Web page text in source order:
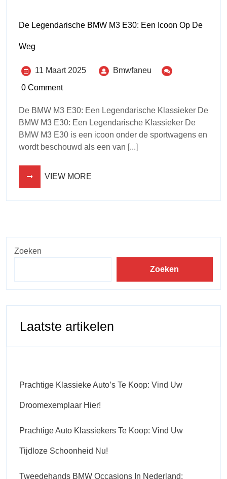
De Legendarische BMW M3 E30: Een Icoon Op De
Weg
11 Maart 2025
Bmwfaneu
0 Comment
De BMW M3 E30: Een Legendarische Klassieker De
BMW M3 E30: Een Legendarische Klassieker De
BMW M3 E30 is een icoon onder de sportwagens en
wordt beschouwd als een van [...]
VIEW MORE
Zoeken
Zoeken
Laatste artikelen
Prachtige Klassieke Auto’s Te Koop: Vind Uw
Droomexemplaar Hier!
Prachtige Auto Klassiekers Te Koop: Vind Uw
Tijdloze Schoonheid Nu!
Tweedehands BMW Occasions In Nederland: